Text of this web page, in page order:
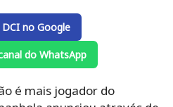
DCI no Google
do WhatsApp
é mais jogador do